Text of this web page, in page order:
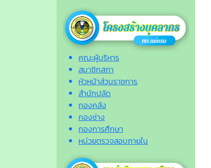
คณะผู้บริหาร
สมาชิกสภา
หัวหน้าส่วนราชการ
สำนักปลัด
กองคลัง
กองช่าง
กองการศึกษา
หน่วยตรวจสอบภายใน